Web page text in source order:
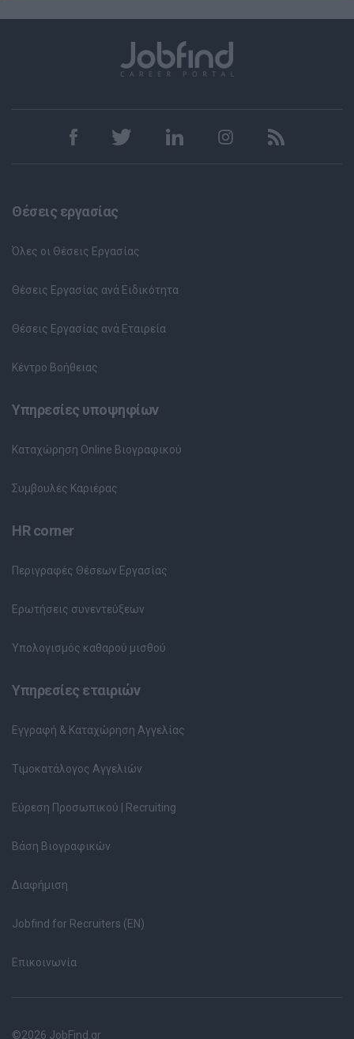
Θέσεις εργασίας
Όλες οι Θέσεις Εργασίας
Θέσεις Εργασίας ανά Ειδικότητα
Θέσεις Εργασίας ανά Εταιρεία
Κέντρο Βοήθειας
Υπηρεσίες υποψηφίων
Καταχώρηση Online Βιογραφικού
Συμβουλές Καριέρας
HR corner
Περιγραφές Θέσεων Εργασίας
Ερωτήσεις συνεντεύξεων
Υπολογισμός καθαρού μισθού
Υπηρεσίες εταιριών
Εγγραφή & Καταχώρηση Αγγελίας
Τιμοκατάλογος Αγγελιών
Εύρεση Προσωπικού | Recruiting
Βάση Βιογραφικών
Διαφήμιση
Jobfind for Recruiters (EN)
Επικοινωνία
©2026 JobFind.gr